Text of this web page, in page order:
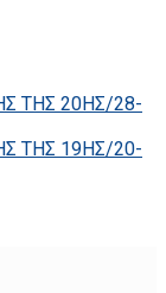
ΤΗΣ 20ΗΣ/28-
ΤΗΣ 19ΗΣ/20-